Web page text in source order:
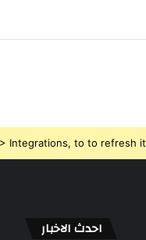
Integrations, to to refresh it.
احدث الاخبار